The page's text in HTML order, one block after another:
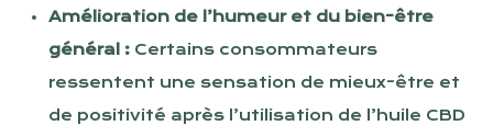
Amélioration de l’humeur et du bien-être
général : Certains consommateurs
ressentent une sensation de mieux-être et
de positivité après l’utilisation de l’huile CBD